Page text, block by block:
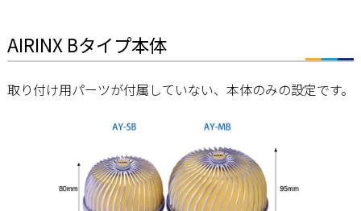
AIRINX Bタイプ本体
取り付け用パーツが付属していない、本体のみの設定です。